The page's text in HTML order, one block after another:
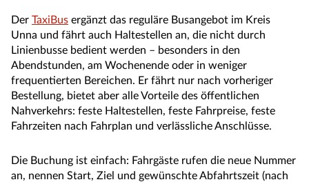
Der TaxiBus ergänzt das reguläre Busangebot im Kreis
Unna und fährt auch Haltestellen an, die nicht durch
Linienbusse bedient werden – besonders in den
Abendstunden, am Wochenende oder in weniger
frequentierten Bereichen. Er fährt nur nach vorheriger
Bestellung, bietet aber alle Vorteile des öffentlichen
Nahverkehrs: feste Haltestellen, feste Fahrpreise, feste
Fahrzeiten nach Fahrplan und verlässliche Anschlüsse.
Die Buchung ist einfach: Fahrgäste rufen die neue Nummer
an, nennen Start, Ziel und gewünschte Abfahrtszeit (nach